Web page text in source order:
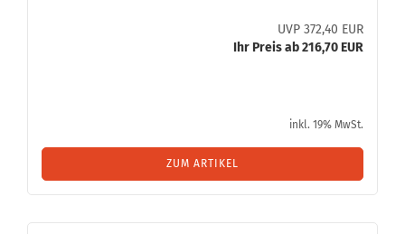
UVP 372,40 EUR
Ihr Preis ab 216,70 EUR
inkl. 19% MwSt.
ZUM ARTIKEL